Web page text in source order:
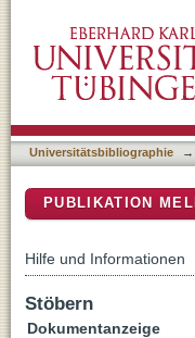
Universitätsbibliographie →
PUBLIKATION
Hilfe und Informationen
Stöbern
Dokumentanzeige